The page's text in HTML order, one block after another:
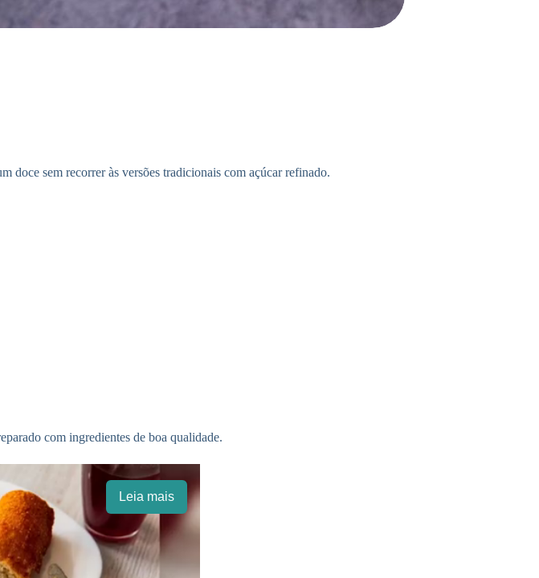
doce sem recorrer às versões tradicionais com açúcar refinado.
com ingredientes de boa qualidade.
Leia mais